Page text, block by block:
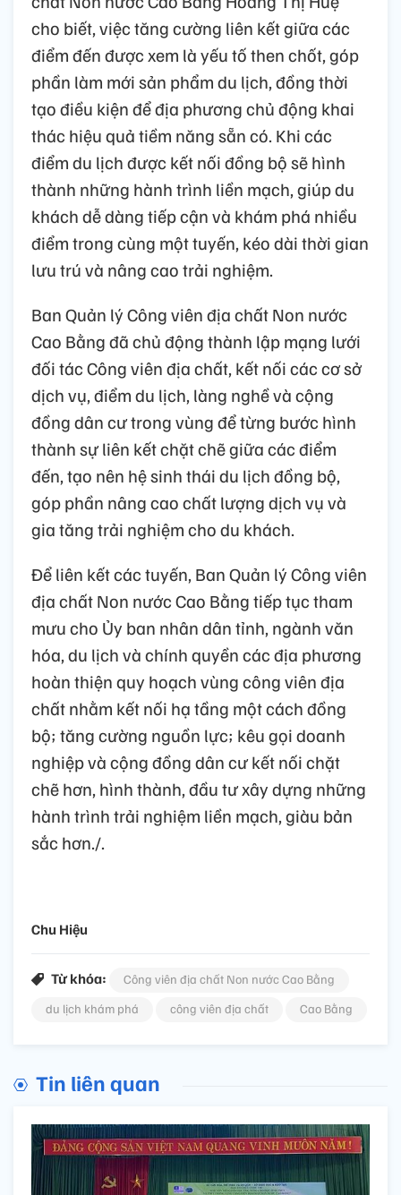
cho biết, việc tăng cường liên kết giữa các
điểm đến được xem là yếu tố then chốt, góp
phần làm mới sản phẩm du lịch, đồng thời
tạo điều kiện để địa phương chủ động khai
thác hiệu quả tiềm năng sẵn có. Khi các
điểm du lịch được kết nối đồng bộ sẽ hình
thành những hành trình liền mạch, giúp du
khách dễ dàng tiếp cận và khám phá nhiều
điểm trong cùng một tuyến, kéo dài thời gian
lưu trú và nâng cao trải nghiệm.
Ban Quản lý Công viên địa chất Non nước
Cao Bằng đã chủ động thành lập mạng lưới
đối tác Công viên địa chất, kết nối các cơ sở
dịch vụ, điểm du lịch, làng nghề và cộng
đồng dân cư trong vùng để từng bước hình
thành sự liên kết chặt chẽ giữa các điểm
đến, tạo nên hệ sinh thái du lịch đồng bộ,
góp phần nâng cao chất lượng dịch vụ và
gia tăng trải nghiệm cho du khách.
Để liên kết các tuyến, Ban Quản lý Công viên
địa chất Non nước Cao Bằng tiếp tục tham
mưu cho Ủy ban nhân dân tỉnh, ngành văn
hóa, du lịch và chính quyền các địa phương
hoàn thiện quy hoạch vùng công viên địa
chất nhằm kết nối hạ tầng một cách đồng
bộ; tăng cường nguồn lực; kêu gọi doanh
nghiệp và cộng đồng dân cư kết nối chặt
chẽ hơn, hình thành, đầu tư xây dựng những
hành trình trải nghiệm liền mạch, giàu bản
sắc hơn./.
Chu Hiệu
Từ khóa:
Công viên địa chất Non nước Cao Bằng
du lịch khám phá
công viên địa chất Cao Bằng
Tin liên quan